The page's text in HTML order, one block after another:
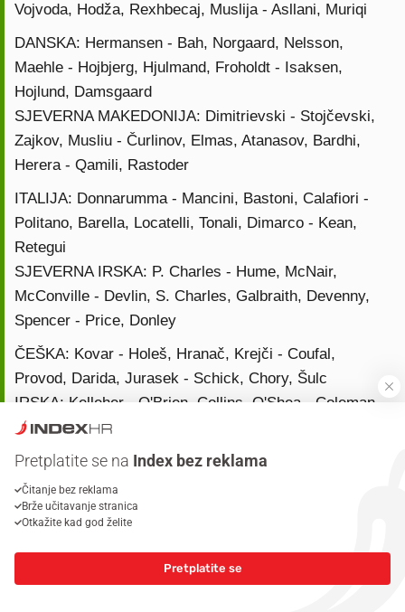
Vojvoda, Hodža, Rexhbecaj, Muslija - Asllani, Muriqi
DANSKA: Hermansen - Bah, Norgaard, Nelsson,
Maehle - Hojbjerg, Hjulmand, Froholdt - Isaksen,
Hojlund, Damsgaard
SJEVERNA MAKEDONIJA: Dimitrievski - Stojčevski,
Zajkov, Musliu - Čurlinov, Elmas, Atanasov, Bardhi,
Herera - Qamili, Rastoder
ITALIJA: Donnarumma - Mancini, Bastoni, Calafiori -
Politano, Barella, Locatelli, Tonali, Dimarco - Kean,
Retegui
SJEVERNA IRSKA: P. Charles - Hume, McNair,
McConville - Devlin, S. Charles, Galbraith, Devenny,
Spencer - Price, Donley
ČEŠKA: Kovar - Holeš, Hranač, Krejči - Coufal,
Provod, Darida, Jurasek - Schick, Chory, Šulc
IRSKA: Kelleher - O'Brien, Collins, O'Shea - Coleman,
Taylor, Molumby, Manning - Azaz, Ogbene - Parrott
UKRAJINA: Trubin - Timčik, Zabarnji, Bondar,
Mikolenko - Kaliužnji - Cigankov, Jarmoljuk, Sudakov,
Zubkov - Vanat
ŠVEDSKA: Nordfeldt - Lagerbielke, Hien, Lindelof,
Gudmundsson - Johansson, Ayari, Karlstrom, Nygren -
Elanga, Gyokeres
Pretplatite se na Index bez reklama
Čitanje bez reklama
Brže učitavanje stranica
Otkažite kad god želite
Pretplatite se